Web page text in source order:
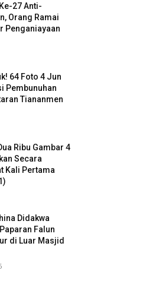
27 Anti-
Orang Ramai
Penganiayaan
64 Foto 4 Jun
Pembunuhan
Tiananmen
Ribu Gambar 4
Secara
Kali Pertama
Didakwa
Falun
di Luar Masjid